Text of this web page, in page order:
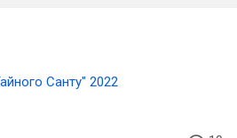
Санту" 2022